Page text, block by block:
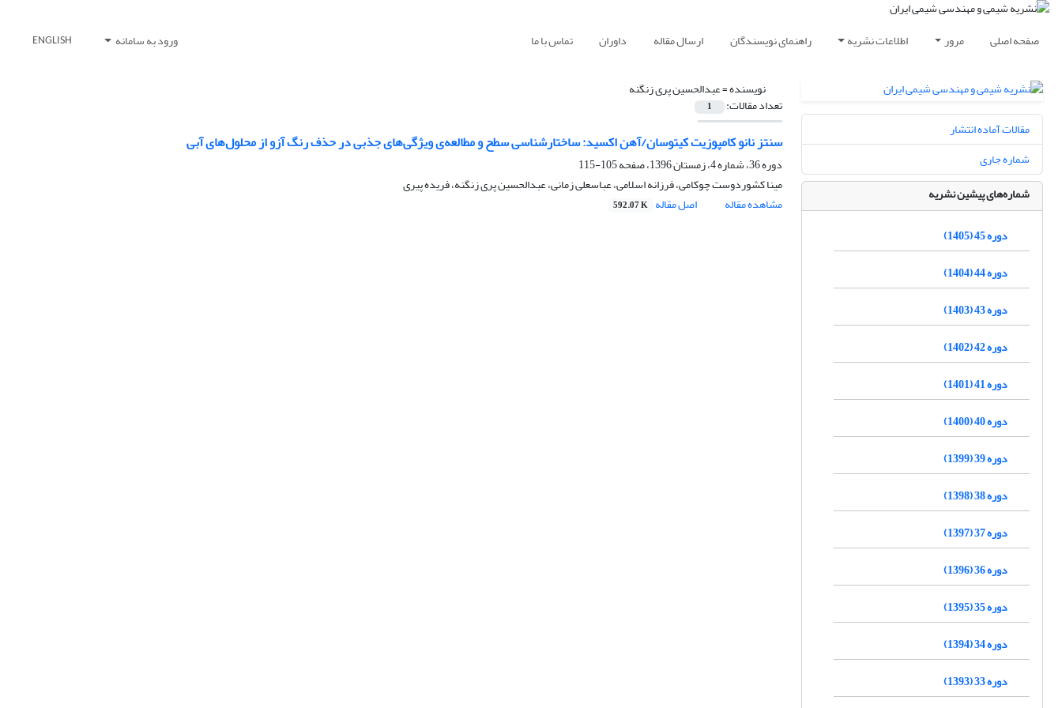
صفحه اصلی مرور اطلاعات نشریه راهنمای نویسندگان ارسال مقاله داوران تماس با ما ورود به سامانه ENGLISH
نویسنده =عبدالحسین پری زنگنه
تعداد مقالات: 1
سنتز نانو کامپوزیت‌ کیتوسان/آهن اکسید: ساختارشناسی سطح و مطالعه‌ی ویژگی‌های جذبی در حذف رنگ آزو از محلول‌های آبی
دوره 36، شماره 4، زمستان 1396، صفحه
105-115
مینا کشوردوست چوکامی، فرزانه اسلامی، عباسعلی زمانی، عبدالحسین پری زنگنه، فریده پیری
مشاهده مقاله
اصل مقاله 592.07 K
مقالات آماده انتشار
شماره جاری
شماره‌های پیشین نشریه
دوره 45 (1405)
دوره 44 (1404)
دوره 43 (1403)
دوره 42 (1402)
دوره 41 (1401)
دوره 40 (1400)
دوره 39 (1399)
دوره 38 (1398)
دوره 37 (1397)
دوره 36 (1396)
دوره 35 (1395)
دوره 34 (1394)
دوره 33 (1393)